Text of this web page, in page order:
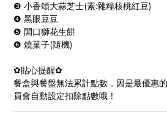
❸ 小香頌大蒜芝士(素:雜糧核桃紅豆)
❹ 黑眼豆豆
❺ 開口獅花生餅
❻ 燒菓子(隨機)
✿貼心提醒✿
餐盒與餐盤無法累計點數，因是最優惠
員會自動設定扣除點數哦！